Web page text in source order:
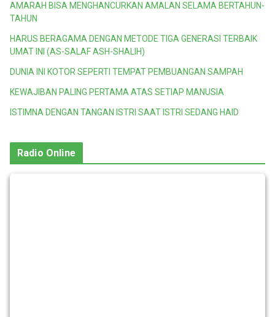
AMARAH BISA MENGHANCURKAN AMALAN SELAMA BERTAHUN-
TAHUN
HARUS BERAGAMA DENGAN METODE TIGA GENERASI TERBAIK
UMAT INI (AS-SALAF ASH-SHALIH)
DUNIA INI KOTOR SEPERTI TEMPAT PEMBUANGAN SAMPAH
KEWAJIBAN PALING PERTAMA ATAS SETIAP MANUSIA
ISTIMNA DENGAN TANGAN ISTRI SAAT ISTRI SEDANG HAID
Radio Online